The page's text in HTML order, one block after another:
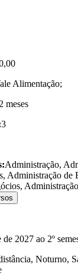
Alimentação;
meses
3
Administração,
Administração de
de 2027 ao 2º
Noturno,